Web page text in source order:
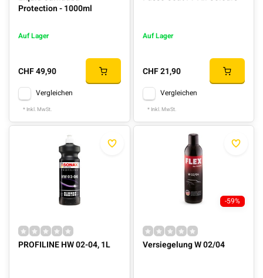
Protection - 1000ml
Auf Lager
CHF 49,90
Vergleichen
* Inkl. MwSt.
Auf Lager
CHF 21,90
Vergleichen
* Inkl. MwSt.
PROFILINE HW 02-04, 1L
-59%
Versiegelung W 02/04